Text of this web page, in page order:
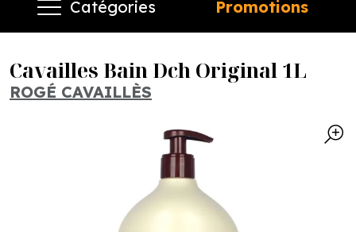
Catégories Promotions
Cavailles Bain Dch Original 1L
ROGÉ CAVAILLÈS